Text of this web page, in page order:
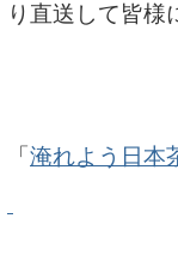
り直送して皆様
「 淹れよう日本